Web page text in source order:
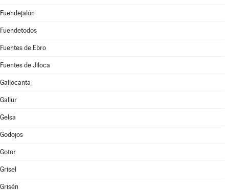
Fuendejalón
Fuendetodos
Fuentes de Ebro
Fuentes de Jiloca
Gallocanta
Gallur
Gelsa
Godojos
Gotor
Grisel
Grisén